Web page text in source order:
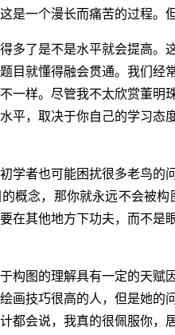
是一个漫长而痛苦的过程。
多了是不是水平就会提高
目就懂得融会贯通。我们
一样。尽管我不太欣赏董
平，取决于你自己的学习
学者也可能困扰很多老鸟
的概念，那你就永远不会
在其他地方下功夫，而不
构图的理解具有一定的天
画技巧很高的人，但是她
都会说，我真的很佩服你